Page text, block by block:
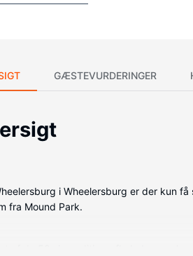
GÆSTEVURDERINGER
i Wheelersburg er der kun
fra Mound Park.